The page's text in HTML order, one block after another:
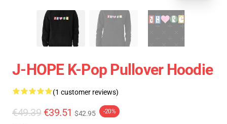
J-HOPE K-Pop Pullover Hoodie
(1 customer reviews)
€49.39 €39.51 $42.95 -20%